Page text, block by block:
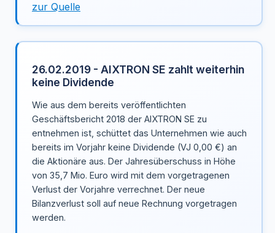
zur Quelle
26.02.2019 - AIXTRON SE zahlt weiterhin
keine Dividende
Wie aus dem bereits veröffentlichten
Geschäftsbericht 2018 der AIXTRON SE zu
entnehmen ist, schüttet das Unternehmen wie auch
bereits im Vorjahr keine Dividende (VJ 0,00 €) an
die Aktionäre aus. Der Jahresüberschuss in Höhe
von 35,7 Mio. Euro wird mit dem vorgetragenen
Verlust der Vorjahre verrechnet. Der neue
Bilanzverlust soll auf neue Rechnung vorgetragen
werden.